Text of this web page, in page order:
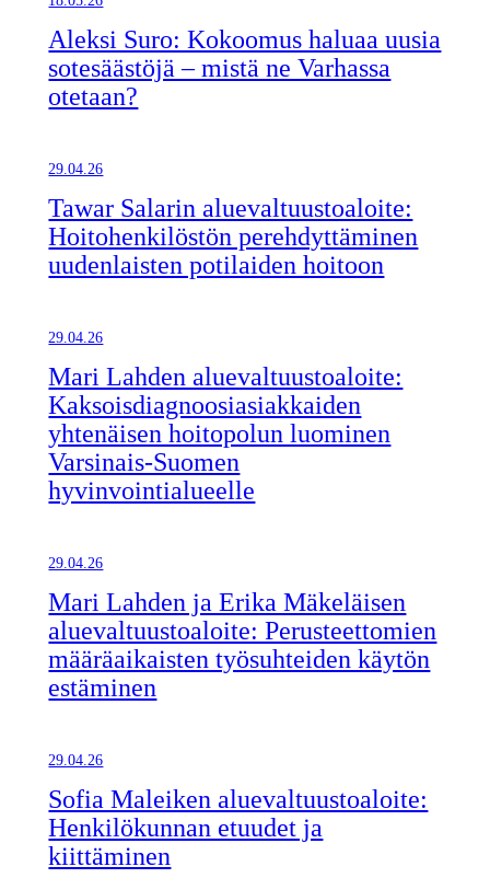
Aleksi Suro: Kokoomus haluaa uusia
sotesäästöjä – mistä ne Varhassa
otetaan?
29.04.26
Tawar Salarin aluevaltuustoaloite:
Hoitohenkilöstön perehdyttäminen
uudenlaisten potilaiden hoitoon
29.04.26
Mari Lahden aluevaltuustoaloite:
Kaksoisdiagnoosiasiakkaiden
yhtenäisen hoitopolun luominen
Varsinais-Suomen
hyvinvointialueelle
29.04.26
Mari Lahden ja Erika Mäkeläisen
aluevaltuustoaloite: Perusteettomien
määräaikaisten työsuhteiden käytön
estäminen
29.04.26
Sofia Maleiken aluevaltuustoaloite:
Henkilökunnan etuudet ja
kiittäminen